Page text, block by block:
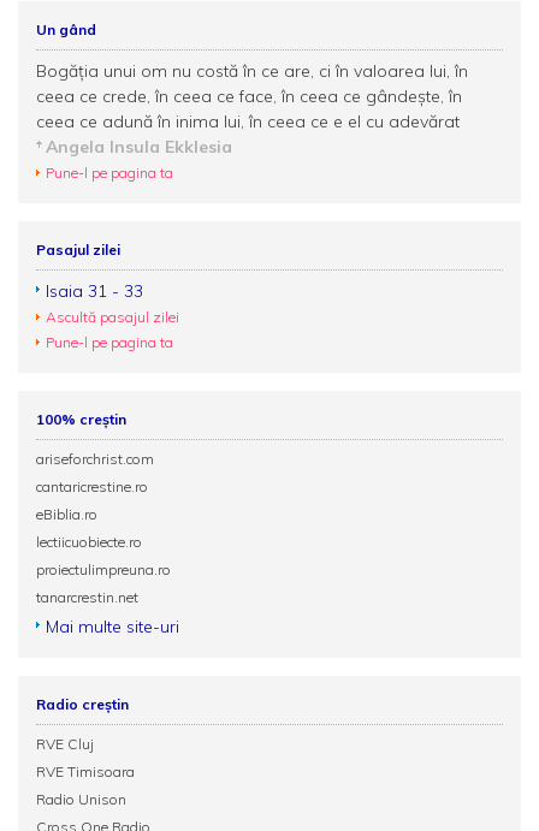
Un gând
Bogăţia unui om nu costă în ce are, ci în valoarea lui, în
ceea ce crede, în ceea ce face, în ceea ce gândeşte, în
ceea ce adună în inima lui, în ceea ce e el cu adevărat
Angela Insula Ekklesia
Pune-l pe pagina ta
Pasajul zilei
Isaia 31 - 33
Ascultă pasajul zilei
Pune-l pe pagina ta
100% creștin
ariseforchrist.com
cantaricrestine.ro
eBiblia.ro
lectiicuobiecte.ro
proiectulimpreuna.ro
tanarcrestin.net
Mai multe site-uri
Radio creștin
RVE Cluj
RVE Timisoara
Radio Unison
Cross One Radio